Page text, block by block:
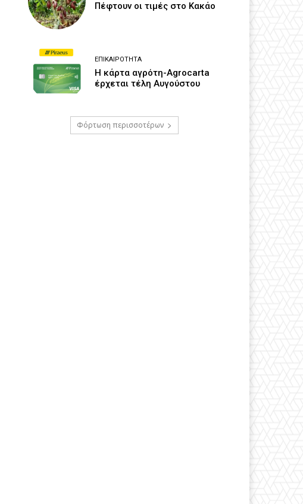
Πέφτουν οι τιμές στο Κακάο
ΕΠΙΚΑΙΡΌΤΗΤΑ
Η κάρτα αγρότη-Agrocarta
έρχεται τέλη Αυγούστου
Φόρτωση περισσοτέρων